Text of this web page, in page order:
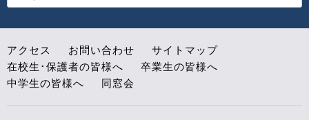
アクセス お問い合わせ
サイトマップ
在校生･保護者の皆様へ
卒業生の皆様へ
中学生の皆様へ
同窓会